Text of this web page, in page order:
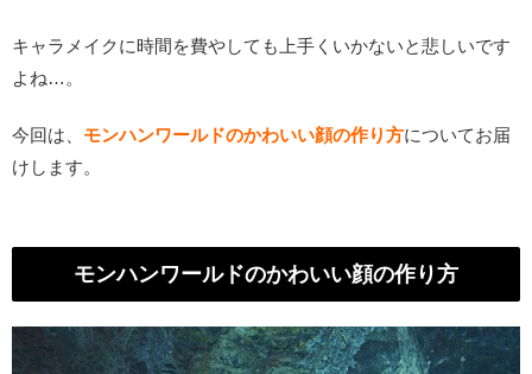
キャラメイクに時間を費やしても上手くいかないと悲しいです
よね…。
今回は、 モンハンワールドのかわいい顔の作り方についてお届
けします。
モンハンワールドのかわいい顔の作り方